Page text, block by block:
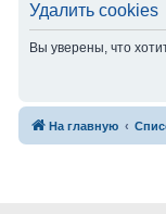
Удалить cookies
Вы уверены, что
На главную